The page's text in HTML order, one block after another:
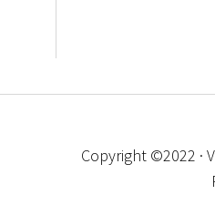
Copyright ©2022 ·